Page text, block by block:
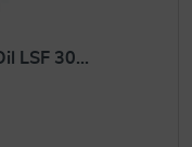
LSF 30...